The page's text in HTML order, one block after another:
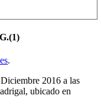
.
2016 a las
ubicado en